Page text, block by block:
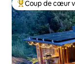
Coups de cœur
Coup de cœur